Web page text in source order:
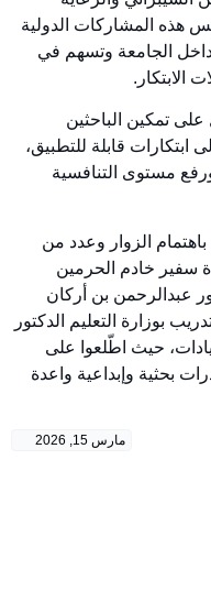
هذه المشاركات الدولية
داخل الجامعة وتسهم في
الابتكار.
تمكين الباحثين
ابتكارات قابلة للتطبيق،
مستوى التنافسية
الزوار وعدد من
سفير خادم الحرمين
عبدالرحمن بن أركان
بوزارة التعليم الدكتور
حيث اطّلعوا على
بحثية وإبداعية واعدة
مارس 15, 2026